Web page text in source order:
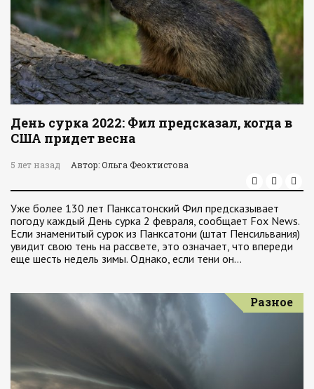
День сурка 2022: Фил предсказал, когда в
США придет весна
5 лет назад Автор: Ольга Феоктистова
Уже более 130 лет Панксатонский Фил предсказывает
погоду каждый День сурка 2 февраля, сообщает Fox News.
Если знаменитый сурок из Панксатони (штат Пенсильвания)
увидит свою тень на рассвете, это означает, что впереди
еще шесть недель зимы. Однако, если тени он…
Разное